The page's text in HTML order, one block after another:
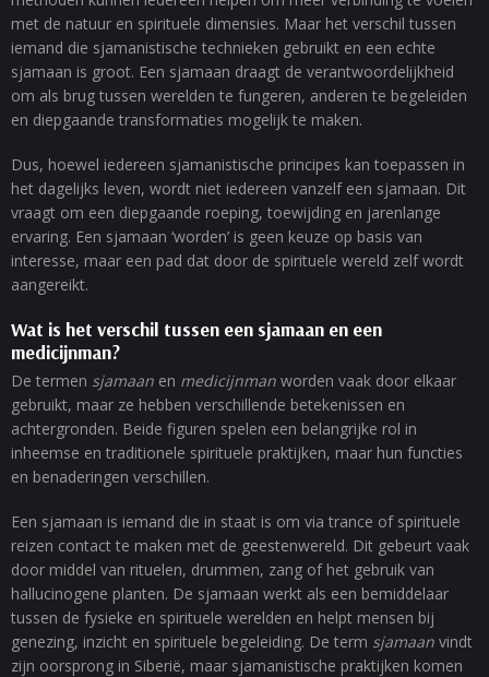
met de natuur en spirituele dimensies. Maar het verschil tussen
iemand die sjamanistische technieken gebruikt en een echte
sjamaan is groot. Een sjamaan draagt de verantwoordelijkheid
om als brug tussen werelden te fungeren, anderen te begeleiden
en diepgaande transformaties mogelijk te maken.
Dus, hoewel iedereen sjamanistische principes kan toepassen in
het dagelijks leven, wordt niet iedereen vanzelf een sjamaan. Dit
vraagt om een diepgaande roeping, toewijding en jarenlange
ervaring. Een sjamaan ‘worden’ is geen keuze op basis van
interesse, maar een pad dat door de spirituele wereld zelf wordt
aangereikt.
Wat is het verschil tussen een sjamaan en een
medicijnman?
De termen sjamaan en medicijnman worden vaak door elkaar
gebruikt, maar ze hebben verschillende betekenissen en
achtergronden. Beide figuren spelen een belangrijke rol in
inheemse en traditionele spirituele praktijken, maar hun functies
en benaderingen verschillen.
Een sjamaan is iemand die in staat is om via trance of spirituele
reizen contact te maken met de geestenwereld. Dit gebeurt vaak
door middel van rituelen, drummen, zang of het gebruik van
hallucinogene planten. De sjamaan werkt als een bemiddelaar
tussen de fysieke en spirituele werelden en helpt mensen bij
genezing, inzicht en spirituele begeleiding. De term sjamaan vindt
zijn oorsprong in Siberië, maar sjamanistische praktijken komen